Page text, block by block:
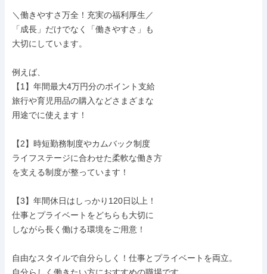
＼働きやすさ万全！充実の福利厚生／
「成長」だけでなく「働きやすさ」も
大切にしています。
例えば、
【1】年間最大4万円分のポイント支給
旅行や育児用品の購入などさまざまな
用途でに使えます！
【2】時短勤務制度やカムバック制度
ライフステージに合わせた柔軟な働き方
を支える制度が整っています！
【3】年間休日はしっかり120日以上！
仕事とプライベートをどちらも大切に
しながら長く働ける環境をご用意！
自由なスタイルで自分らしく！仕事とプライベートを両立。